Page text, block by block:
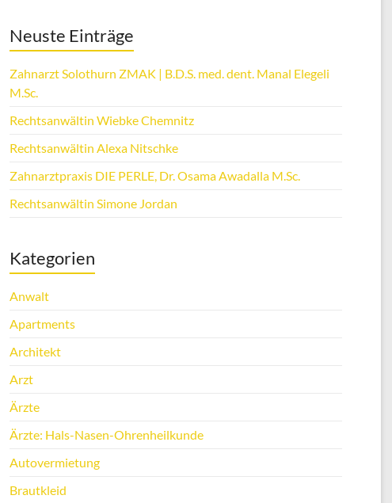
Neuste Einträge
Zahnarzt Solothurn ZMAK | B.D.S. med. dent. Manal Elegeli
M.Sc.
Rechtsanwältin Wiebke Chemnitz
Rechtsanwältin Alexa Nitschke
Zahnarztpraxis DIE PERLE, Dr. Osama Awadalla M.Sc.
Rechtsanwältin Simone Jordan
Kategorien
Anwalt
Apartments
Architekt
Arzt
Ärzte
Ärzte: Hals-Nasen-Ohrenheilkunde
Autovermietung
Brautkleid